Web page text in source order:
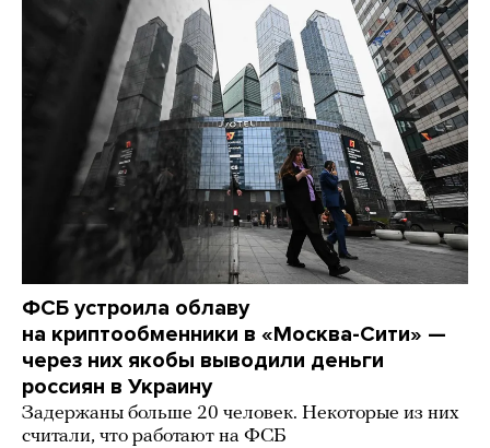
ФСБ устроила облаву
на криптообменники в «Москва-Сити» —
через них якобы выводили деньги
россиян в Украину
Задержаны больше 20 человек. Некоторые из них
считали, что работают на ФСБ